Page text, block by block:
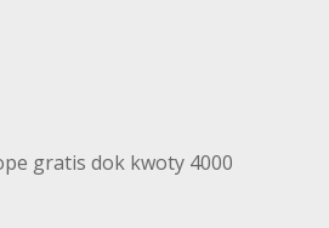
gratis dok kwoty 4000